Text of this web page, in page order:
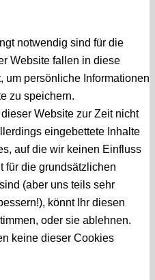
notwendig sind für die
Website fallen in diese
um persönliche Informationen
zu speichern.
Website zur Zeit nicht
eingebettete Inhalte
auf die wir keinen Einfluss
für die grundsätzlichen
(aber uns teils sehr
könnt Ihr diesen
oder sie ablehnen.
keine dieser Cookies